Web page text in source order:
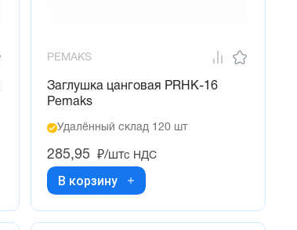
PEMAKS
Заглушка цанговая PRHK-16
Pemaks
Удалённый склад 120 шт
285,95 ₽/штс НДС
В корзину